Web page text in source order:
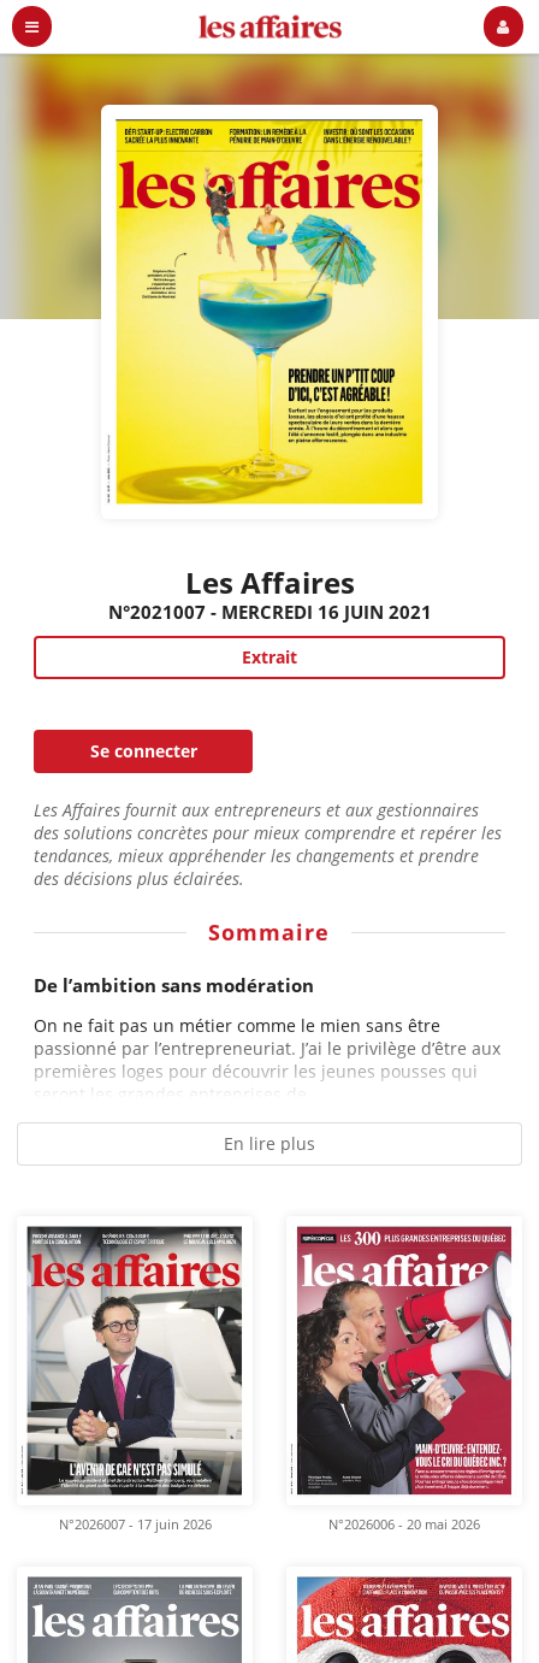
Les Affaires
N°2021007 - MERCREDI 16 JUIN 2021
Extrait
Se connecter
Les Affaires fournit aux entrepreneurs et aux gestionnaires
des solutions concrètes pour mieux comprendre et repérer les
tendances, mieux appréhender les changements et prendre
des décisions plus éclairées.
Sommaire
De l’ambition sans modération
On ne fait pas un métier comme le mien sans être
passionné par l’entrepreneuriat. J’ai le privilège d’être aux
premières loges pour découvrir les jeunes pousses qui
seront les grandes entreprises de...
En lire plus
N°2026007 - 17 juin 2026 N°2026006 - 20 mai 2026